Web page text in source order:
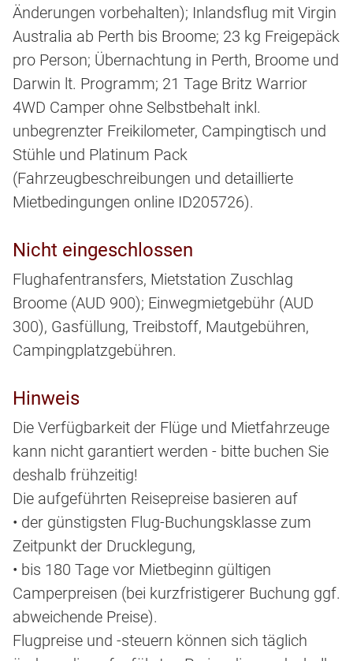
Änderungen vorbehalten); Inlandsflug mit Virgin
Australia ab Perth bis Broome; 23 kg Freigepäck
pro Person; Übernachtung in Perth, Broome und
Darwin lt. Programm; 21 Tage Britz Warrior
4WD Camper ohne Selbstbehalt inkl.
unbegrenzter Freikilometer, Campingtisch und
Stühle und Platinum Pack
(Fahrzeugbeschreibungen und detaillierte
Mietbedingungen online ID205726).
Nicht eingeschlossen
Flughafentransfers, Mietstation Zuschlag
Broome (AUD 900); Einwegmietgebühr (AUD
300), Gasfüllung, Treibstoff, Mautgebühren,
Campingplatzgebühren.
Hinweis
Die Verfügbarkeit der Flüge und Mietfahrzeuge
kann nicht garantiert werden - bitte buchen Sie
deshalb frühzeitig!
Die aufgeführten Reisepreise basieren auf
• der günstigsten Flug-Buchungsklasse zum
Zeitpunkt der Drucklegung,
• bis 180 Tage vor Mietbeginn gültigen
Camperpreisen (bei kurzfristigerer Buchung ggf.
abweichende Preise).
Flugpreise und -steuern können sich täglich